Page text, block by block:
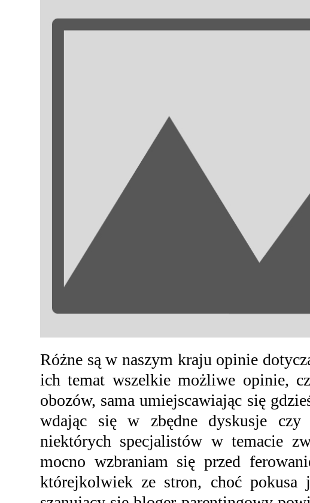
Różne są w naszym kraju opinie
ich temat wszelkie możliwe opinie,
obozów, sama umiejscawiając się
wdając się w zbędne dyskusje
niektórych specjalistów w temacie
mocno wzbraniam się przed
którejkolwiek ze stron, choć pokusa